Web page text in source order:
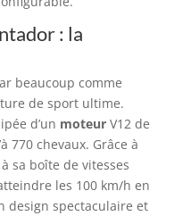
: la
beaucoup comme
de sport ultime.
d’un moteurV12 de
770 chevaux. Grâce à
sa boîte de vitesses
les 100 km/h en
design spectaculaire et